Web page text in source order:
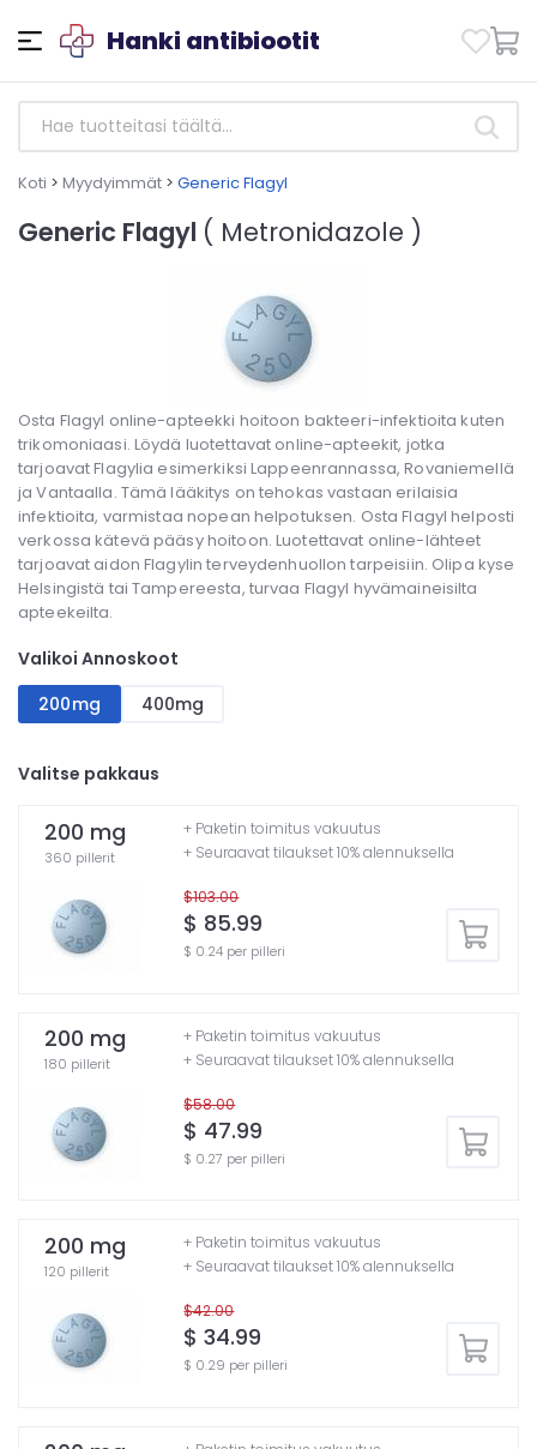
Hanki antibiootit
Koti > Myydyimmät > Generic Flagyl
Generic Flagyl ( Metronidazole )
Osta Flagyl online-apteekki hoitoon bakteeri-infektioita kuten
trikomoniaasi. Löydä luotettavat online-apteekit, jotka
tarjoavat Flagylia esimerkiksi Lappeenrannassa, Rovaniemellä
ja Vantaalla. Tämä lääkitys on tehokas vastaan erilaisia
infektioita, varmistaa nopean helpotuksen. Osta Flagyl helposti
verkossa kätevä pääsy hoitoon. Luotettavat online-lähteet
tarjoavat aidon Flagylin terveydenhuollon tarpeisiin. Olipa kyse
Helsingistä tai Tampereesta, turvaa Flagyl hyvämaineisilta
apteekeilta.
Valikoi Annoskoot
200mg
400mg
Valitse pakkaus
200 mg
360 pillerit
$103.00
$ 85.99
$ 0.24 per pilleri
+ Paketin toimitus vakuutus
+ Seuraavat tilaukset 10% alennuksella
200 mg
180 pillerit
$58.00
$ 47.99
$ 0.27 per pilleri
+ Paketin toimitus vakuutus
+ Seuraavat tilaukset 10% alennuksella
200 mg
120 pillerit
$42.00
$ 34.99
$ 0.29 per pilleri
+ Paketin toimitus vakuutus
+ Seuraavat tilaukset 10% alennuksella